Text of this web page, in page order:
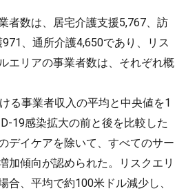
者数は、居宅介護支援5,767、訪
、通所介護4,650であり、リス
エリアの事業者数は、それぞれ概
る事業者収入の平均と中央値を1
19感染拡大の前と後を比較した
デイケアを除いて、すべてのサー
加傾向が認められた。リスクエリ
合、平均で約100米ドル減少し、